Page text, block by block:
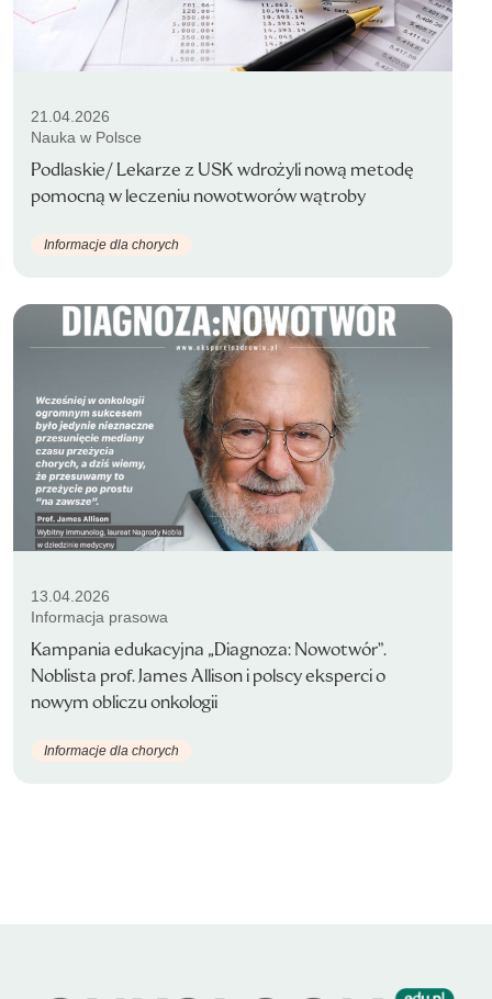
21.04.2026
Nauka w Polsce
Podlaskie/ Lekarze z USK wdrożyli nową metodę
pomocną w leczeniu nowotworów wątroby
Informacje dla chorych
13.04.2026
Informacja prasowa
Kampania edukacyjna „Diagnoza: Nowotwór”.
Noblista prof. James Allison i polscy eksperci o
nowym obliczu onkologii
Informacje dla chorych